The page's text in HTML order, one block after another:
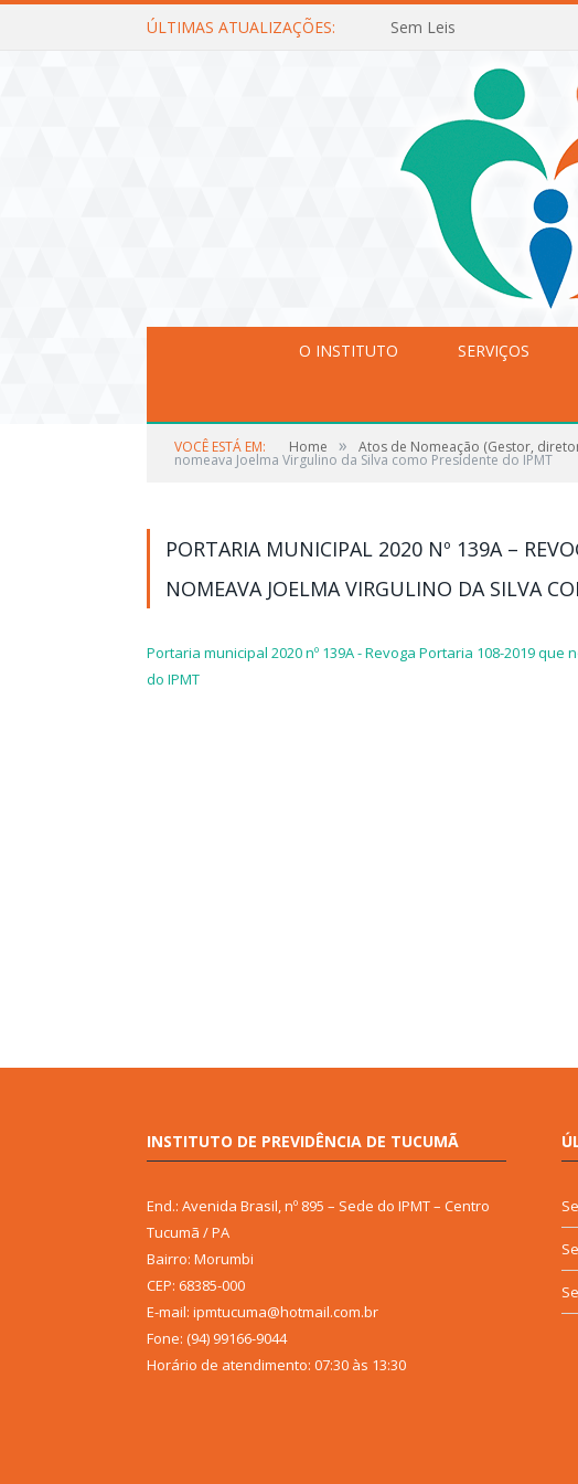
ÚLTIMAS ATUALIZAÇÕES: Sem Leis
O INSTITUTO SERVIÇOS
VOCÊ ESTÁ EM: Home » Atos de Nomeação (Gestor,
nomeava Joelma Virgulino da Silva como Presidente do IPMT
PORTARIA MUNICIPAL 2020 Nº 139A –
NOMEAVA JOELMA VIRGULINO DA SILVA
Portaria municipal 2020 nº 139A - Revoga Portaria 108-2019
do IPMT
INSTITUTO DE PREVIDÊNCIA DE TUCUMÃ
End.: Avenida Brasil, nº 895 – Sede do IPMT – Centro
Tucumã / PA
Bairro: Morumbi
CEP: 68385-000
E-mail: ipmtucuma@hotmail.com.br
Fone: (94) 99166-9044
Horário de atendimento: 07:30 às 13:30